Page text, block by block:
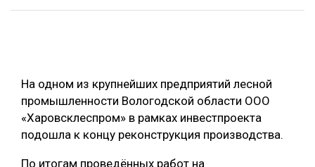
ЛЕСНОЕ ХОЗЯЙСТВО
ЦИФРОВАЯ СРЕДА
БИОЭНЕРГЕТИКА
ЛЕСОВОССТАНОВЛЕНИЕ И ЗАЩИТА
ЛОГИСТИКА
РУБРИКИ
ТЕМАТИЧЕСКИЕ ПРОЕКТЫ
На одном из крупнейших предприятий лесной
промышленности Вологодской области ООО
«Харовсклеспром» в рамках инвестпроекта
подошла к концу реконструкция производства.
По итогам проведённых работ на